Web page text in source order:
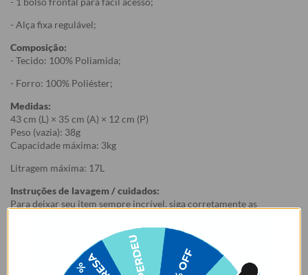
- Alça fixa regulável;
Composição:
- Tecido: 100% Poliamida;
- Forro: 100% Poliéster;
Medidas:
43 cm (L) × 35 cm (A) × 12 cm (P)
Peso (vazia): 38g
Capacidade máxima: 3kg
Litragem máxima: 17L
Instruções de lavagem / cuidados:
Para deixar seu item sempre incrível, siga corretamente as
- Limpe o produto com um pano levemente umedecido, utilizando
- Seque os puxadores e a etiqueta com pano seco após a limpeza;
- Deixe a peça secar à sombra;